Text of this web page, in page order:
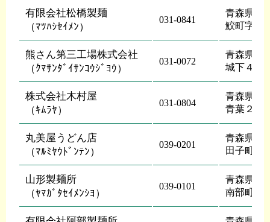
有限会社松橋製麺
（ﾏﾂﾊｼｾｲﾒﾝ）
031-0841
青森県 八
鮫町字住
熊さん第三工場株式会社
（ｸﾏｻﾝﾀﾞｲｻﾝｺｳｼﾞﾖｳ）
031-0072
青森県 八
城下４―
株式会社木村屋
（ｷﾑﾗﾔ）
031-0804
青森県 八
青葉２―
丸美屋うどん店
（ﾏﾙﾐﾔｳﾄﾞﾝﾃﾝ）
039-0201
青森県 三
田子町田
山形製麺所
（ﾔﾏｶﾞﾀｾｲﾒﾝｼﾖ）
039-0101
青森県 三
南部町玉